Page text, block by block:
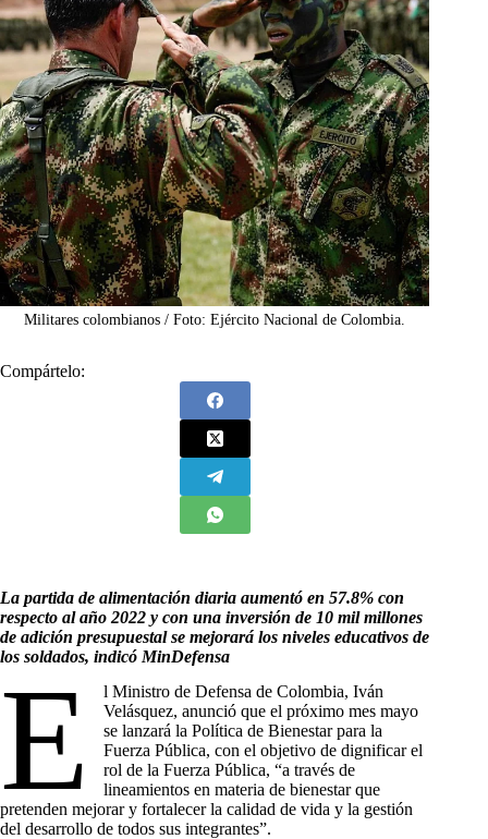
Militares colombianos / Foto: Ejército Nacional de Colombia.
Compártelo:
La partida de alimentación diaria aumentó en 57.8% con
respecto al año 2022 y con una inversión de 10 mil millones
de adición presupuestal se mejorará los niveles educativos de
los soldados, indicó MinDefensa
E
l Ministro de Defensa de Colombia, Iván
Velásquez, anunció que el próximo mes mayo
se lanzará la Política de Bienestar para la
Fuerza Pública, con el objetivo de dignificar el
rol de la Fuerza Pública, “a través de
lineamientos en materia de bienestar que
pretenden mejorar y fortalecer la calidad de vida y la gestión
del desarrollo de todos sus integrantes”.